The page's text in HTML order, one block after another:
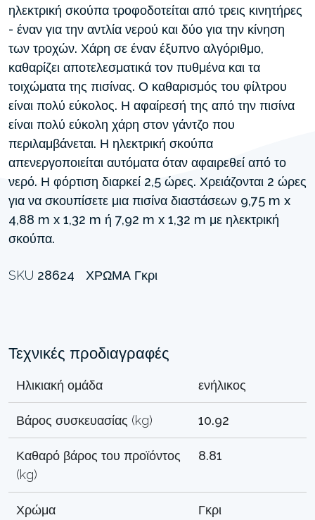
ηλεκτρική σκούπα τροφοδοτείται από τρεις κινητήρες
- έναν για την αντλία νερού και δύο για την κίνηση
των τροχών. Χάρη σε έναν έξυπνο αλγόριθμο,
καθαρίζει αποτελεσματικά τον πυθμένα και τα
τοιχώματα της πισίνας. Ο καθαρισμός του φίλτρου
είναι πολύ εύκολος. Η αφαίρεσή της από την πισίνα
είναι πολύ εύκολη χάρη στον γάντζο που
περιλαμβάνεται. Η ηλεκτρική σκούπα
απενεργοποιείται αυτόματα όταν αφαιρεθεί από το
νερό. Η φόρτιση διαρκεί 2,5 ώρες. Χρειάζονται 2 ώρες
για να σκουπίσετε μια πισίνα διαστάσεων 9,75 m x
4,88 m x 1,32 m ή 7,92 m x 1,32 m με ηλεκτρική
σκούπα.
SKU 28624 ΧΡΏΜΑ Γκρι
Τεχνικές προδιαγραφές
Ηλικιακή ομάδα ενήλικος
Βάρος συσκευασίας (kg) 10.92
Καθαρό βάρος του προϊόντος
(kg)
8.81
Χρώμα Γκρι